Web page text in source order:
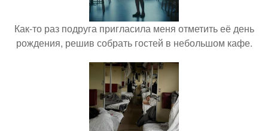
Как-то раз подруга пригласила меня отметить её день
рождения, решив собрать гостей в небольшом кафе.